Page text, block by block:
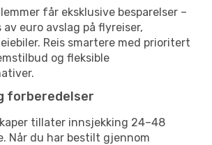
får eksklusive besparelser –
euro avslag på flyreiser,
Reis smartere med prioritert
og fleksible
forberedelser
tillater innsjekking 24–48
Når du har bestilt gjennom